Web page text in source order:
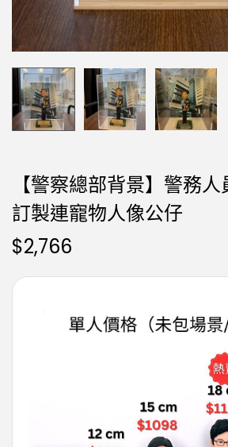
【警察總部背景】警務人
訂製連寵物人像公仔
$2,766